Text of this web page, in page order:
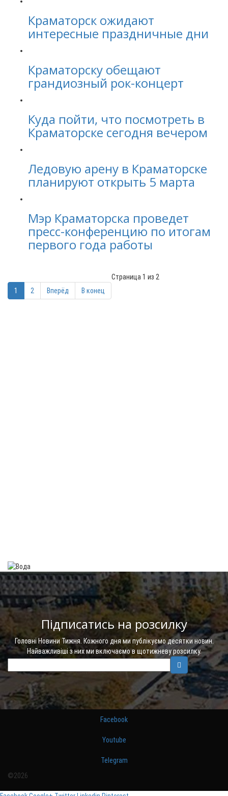
Краматорск ожидают
интересные праздничные дни
Краматорску обещают
грандиозный рок-концерт
Куда пойти, что посмотреть в
Краматорске сегодня вечером
Ледовую арену в Краматорске
планируют открыть 5 марта
Мэр Краматорска проведет
пресс-конференцию по итогам
первого года работы
Страница 1 из 2
1
2 Вперёд В конец
Підписатись на розсилку
Головні Новини Тижня. Кожного дня ми публікуємо десятки новин.
Найважливіші з них ми включаємо в щотижневу розсилку.
Facebook
Youtube
Telegram
©2026